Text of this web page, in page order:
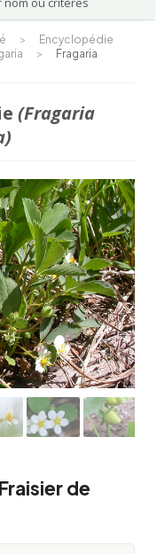
>
Encyclopédie
>
Fragaria
(Fragaria
de